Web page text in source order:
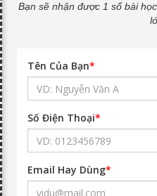
Bạn sẽ nhận được 1 số bài
Tên Của Bạn*
Số Điện Thoại*
Email Hay Dùng*